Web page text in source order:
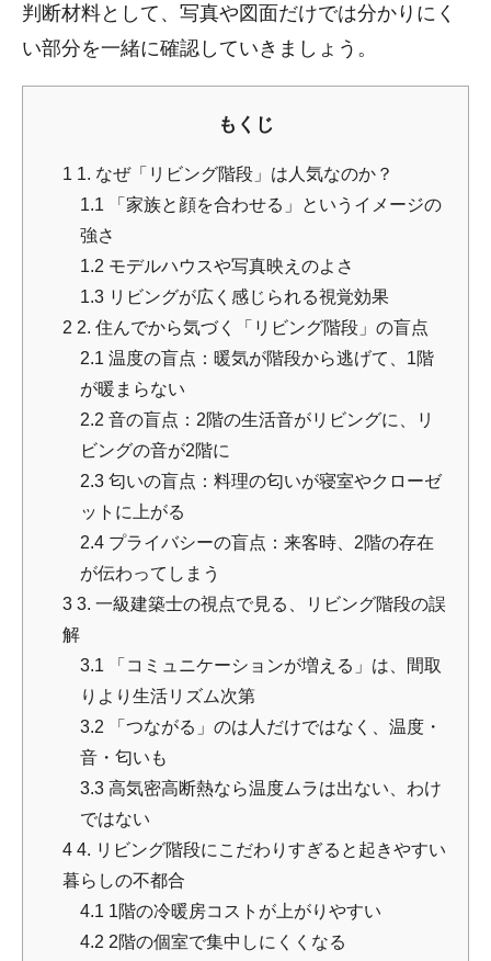
判断材料として、写真や図面だけでは分かりにく
い部分を一緒に確認していきましょう。
もくじ
1 1. なぜ「リビング階段」は人気なのか？
1.1 「家族と顔を合わせる」というイメージの
強さ
1.2 モデルハウスや写真映えのよさ
1.3 リビングが広く感じられる視覚効果
2 2. 住んでから気づく「リビング階段」の盲点
2.1 温度の盲点：暖気が階段から逃げて、1階
が暖まらない
2.2 音の盲点：2階の生活音がリビングに、リ
ビングの音が2階に
2.3 匂いの盲点：料理の匂いが寝室やクローゼ
ットに上がる
2.4 プライバシーの盲点：来客時、2階の存在
が伝わってしまう
3 3. 一級建築士の視点で見る、リビング階段の誤
解
3.1 「コミュニケーションが増える」は、間取
りより生活リズム次第
3.2 「つながる」のは人だけではなく、温度・
音・匂いも
3.3 高気密高断熱なら温度ムラは出ない、わけ
ではない
4 4. リビング階段にこだわりすぎると起きやすい
暮らしの不都合
4.1 1階の冷暖房コストが上がりやすい
4.2 2階の個室で集中しにくくなる